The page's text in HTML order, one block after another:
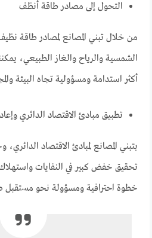
التحول إلى مصادر طاقة أنظف
من خلال تبني المصانع لمصادر طاقة
الشمسية والرياح والغاز الطبيعي،
أكثر استدامة ومسؤولية تجاه البيئة
تطبيق مبادئ الاقتصاد الدائري
بتبني المصانع لمبادئ الاقتصاد
تحقيق خفض كبير في النفايات واستهلاك
خطوة احترافية ومسؤولة نحو مستقبل